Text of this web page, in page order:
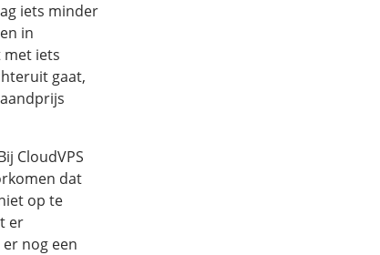
iets minder
in
met iets
gaat,
CloudVPS
dat
op te
er
nog een